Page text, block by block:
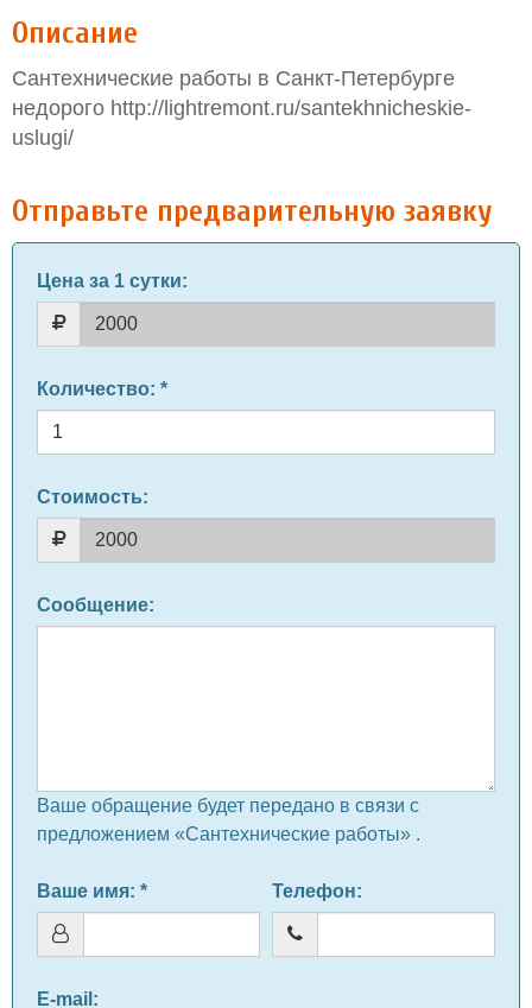
Описание
Сантехнические работы в Санкт-Петербурге
недорого http://lightremont.ru/santekhnicheskie-
uslugi/
Отправьте предварительную заявку
Цена за 1 сутки:
Количество: *
Стоимость:
Сообщение:
Ваше обращение будет передано в связи с
предложением «Сантехнические работы» .
Ваше имя: * Телефон:
E-mail :